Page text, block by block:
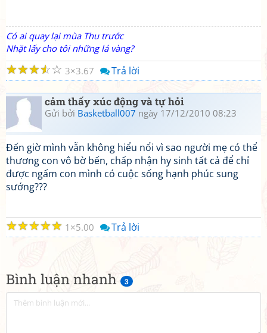
Bình luận nhanh 3
Có ai quay lại mùa Thu trước
Nhặt lấy cho tôi những lá vàng?
☆
☆
☆
☆
☆ 3 3.67 Trả lời
cảm thấy xúc động và tự hỏi
Gửi bởi Basketball007 ngày 17/12/2010 08:23
Đến giờ mình vẫn không hiểu nổi vì sao người mẹ có thể
thương con vô bờ bến, chấp nhận hy sinh tất cả để chỉ
được ngấm con mình có cuộc sống hạnh phúc sung
sướng???
☆
☆
☆
☆
☆ 1 5.00 Trả lời